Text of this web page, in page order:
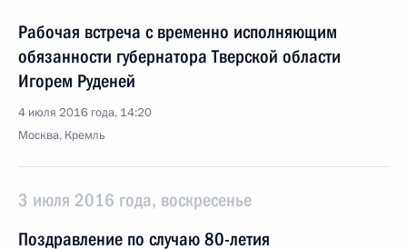
Рабочая встреча с временно исполняющим
обязанности губернатора Тверской области
Игорем Руденей
4 июля 2016 года, 14:20
Москва, Кремль
3 июля 2016 года, воскресенье
Поздравление по случаю 80-летия